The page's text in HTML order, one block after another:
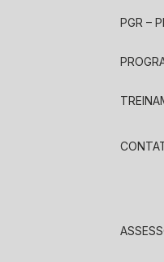
PGR –